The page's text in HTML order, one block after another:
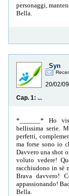
personaggi,
Bella.
_Syn
20/02/
Cap. 1: ...
*______* Ho
bellissima serie.
perfetti,
ma forse sono io
Davvero una shot
voluto vedere!
racchiudono in sè
Brava davvero!
appassionando!
Bella.